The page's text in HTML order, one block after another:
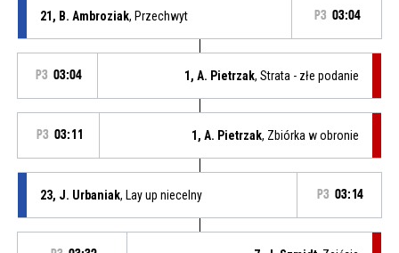
21, B. Ambroziak, Przechwyt P3 03:04
P3 03:04 1, A. Pietrzak, Strata - złe podanie
P3 03:11 1, A. Pietrzak, Zbiórka w obronie
23, J. Urbaniak, Lay up niecelny P3 03:14